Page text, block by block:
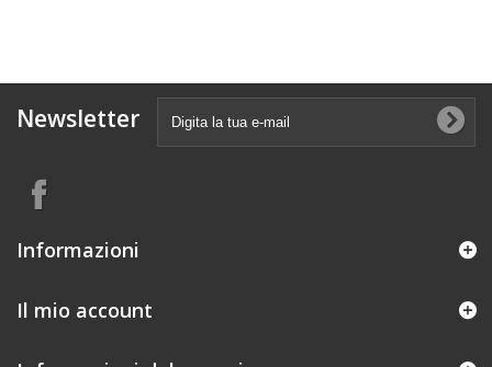
Newsletter
Informazioni
Il mio account